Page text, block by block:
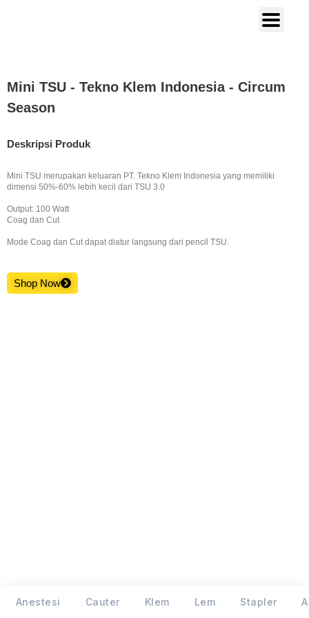
Mini TSU - Tekno Klem Indonesia - Circum
Season
Deskripsi Produk
Mini TSU merupakan keluaran PT. Tekno Klem Indonesia yang memiliki
dimensi 50%-60% lebih kecil dari TSU 3.0
Output: 100 Watt
Coag dan Cut
Mode Coag dan Cut dapat diatur langsung dari pencil TSU.
Shop Now
Anestesi Cauter Klem Lem Stapler